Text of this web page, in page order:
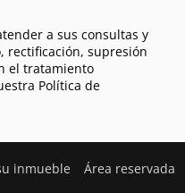
a sus consultas y
rectificación, supresión
el tratamiento
Política de
inmueble Área reservada